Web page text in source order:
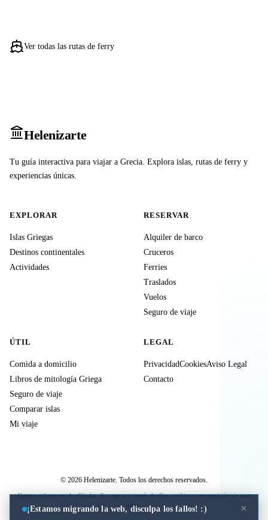
Ver todas las rutas de ferry
¡Estamos migrando la web, disculpa los fallos! :) ×
Helenizarte
Tu guía interactiva para viajar a Grecia. Explora islas, rutas de ferry y
experiencias únicas.
EXPLORAR
Islas Griegas
Destinos continentales
Actividades
RESERVAR
Alquiler de barco
Cruceros
Ferries
Traslados
Vuelos
Seguro de viaje
ÚTIL
Comida a domicilio
Libros de mitología Griega
Seguro de viaje
Comparar islas
Mi viaje
LEGAL
PrivacidadCookiesAviso Legal
Contacto
© 2026 Helenizarte. Todos los derechos reservados.
Algunos enlaces son de afiliados. Si compras a través de ellos, recibimos una comisión sin coste
extra.